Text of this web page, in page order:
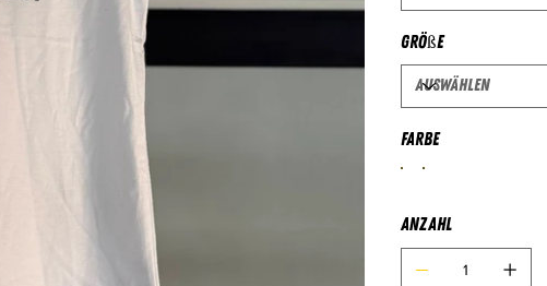
Größe
Farbe
Anzahl